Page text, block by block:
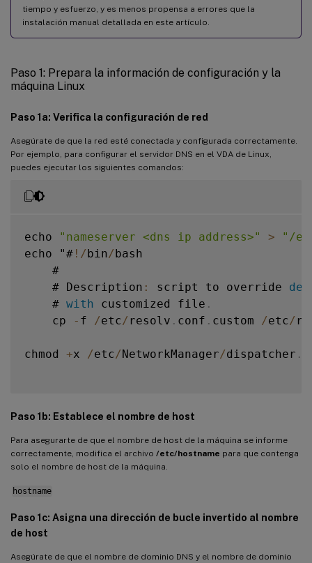
tiempo y esfuerzo, y es menos propensa a errores que la
instalación manual detallada en este artículo.
Paso 1: Prepara la información de configuración y la
máquina Linux
Paso 1a: Verifica la configuración de red
Asegúrate de que la red esté conectada y configurada correctamente.
Por ejemplo, para configurar el servidor DNS en el VDA de Linux,
puedes ejecutar los siguientes comandos:
echo "nameserver <dns ip address>" >
"/
echo "# ! /bin/bash
    #
    # Description
: script to override
    #
with customized file .
    cp
- f /etc/ resolv . conf . custom /etc/
chmod +x /etc/NetworkManager/dispatcher .
Paso 1b: Establece el nombre de host
Para asegurarte de que el nombre de host de la máquina se informe
correctamente, modifica el archivo /etc/hostname para que contenga
solo el nombre de host de la máquina.
hostname
Paso 1c: Asigna una dirección de bucle invertido al nombre
de host
Asegúrate de que el nombre de dominio DNS y el nombre de dominio
Servicio de autenticación de Quest
Centrify DirectControl
PBIS
Paso 6: Instalar el VDA de Linux
Paso 6a: Instalar el VDA de Linux
Paso 6b: Actualizar el VDA de Linux (opcional)
Paso 8: Configurar el VDA de Linux
Configuración automatizada
Desinstalar el software de Linux VDA
Paso 12: Crear grupos de entrega